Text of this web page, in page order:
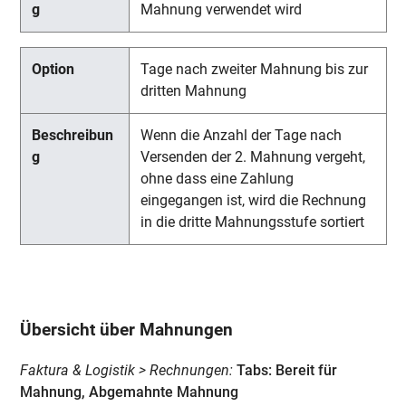
Mahnung verwendet wird
Tage nach zweiter Mahnung bis zur
dritten Mahnung
Wenn die Anzahl der Tage nach
Versenden der 2. Mahnung vergeht,
ohne dass eine Zahlung
eingegangen ist, wird die Rechnung
in die dritte Mahnungsstufe sortiert
Übersicht über Mahnungen
Faktura & Logistik > Rechnungen: Tabs: Bereit für
Mahnung, Abgemahnte Mahnung